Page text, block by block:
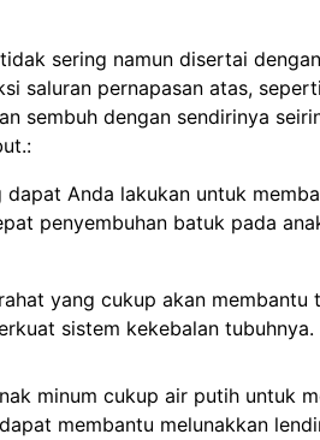
sering namun disertai
saluran pernapasan atas,
sembuh dengan sendirinya
Anda lakukan untuk
penyembuhan batuk pada
yang cukup akan membantu
sistem kekebalan tubuhnya.
minum cukup air putih untuk
membantu melunakkan